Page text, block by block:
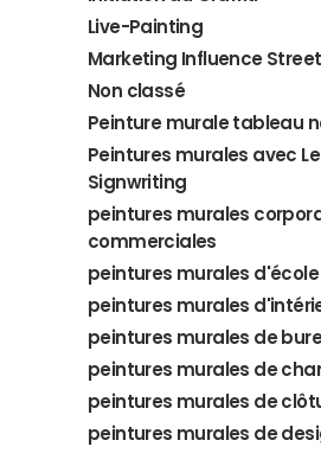
Live-Painting
Marketing Influence
Non classé
Peinture murale tableau
Peintures murales avec
Signwriting
peintures murales
commerciales
peintures murales d'école
peintures murales
peintures murales de
peintures murales de
peintures murales de
peintures murales de